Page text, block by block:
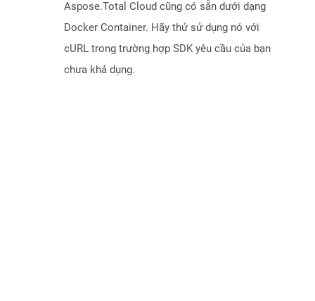
Aspose.Total Cloud cũng có sẵn dưới dạng
Docker Container. Hãy thử sử dụng nó với
cURL trong trường hợp SDK yêu cầu của bạn
chưa khả dụng.